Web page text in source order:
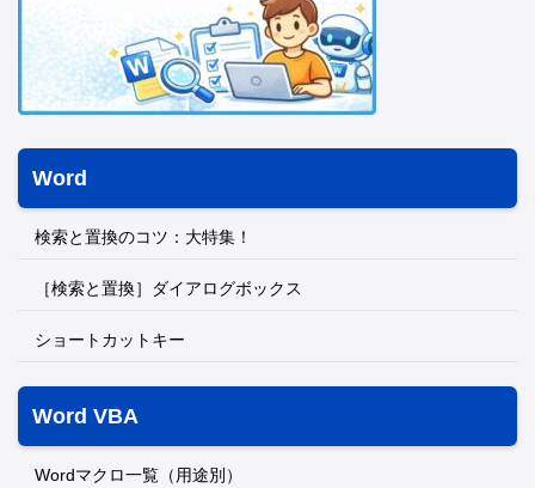
Word
検索と置換のコツ：大特集！
［検索と置換］ダイアログボックス
ショートカットキー
Word VBA
Wordマクロ一覧（用途別）